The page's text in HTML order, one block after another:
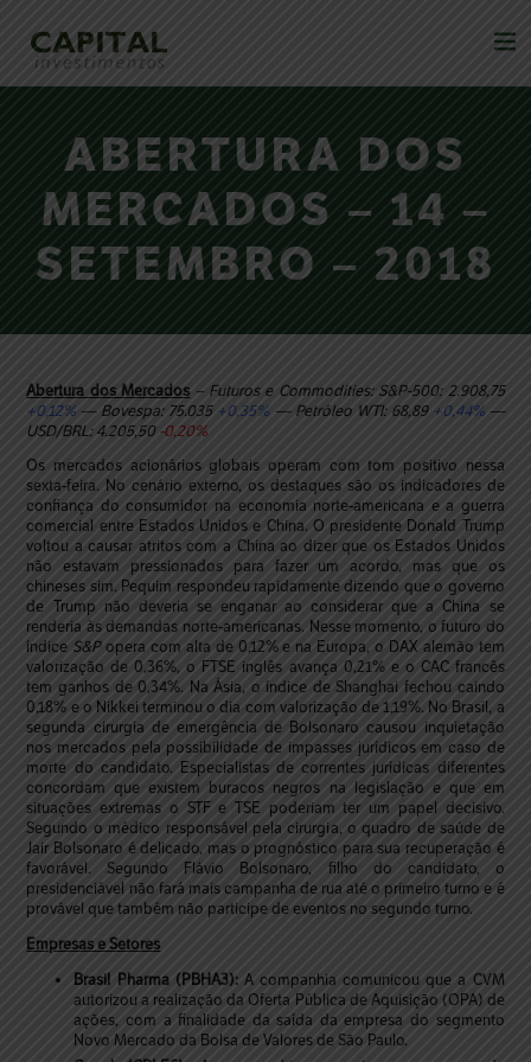
ABERTURA DOS
MERCADOS – 14 –
SETEMBRO – 2018
Abertura dos Mercados – Futuros e Commodities: S&P-500: 2.908,75
+0,12% — Bovespa: 75.035 +0,35% — Petróleo WTI: 68,89 +0,44%—
USD/BRL: 4.205,50 -0,20%
Os mercados acionários globais operam com tom positivo nessa
sexta-feira. No cenário externo, os destaques são os indicadores de
confiança do consumidor na economia norte-americana e a guerra
comercial entre Estados Unidos e China. O presidente Donald Trump
voltou a causar atritos com a China ao dizer que os Estados Unidos
não estavam pressionados para fazer um acordo, mas que os
chineses sim. Pequim respondeu rapidamente dizendo que o governo
de Trump não deveria se enganar ao considerar que a China se
renderia às demandas norte-americanas. Nesse momento, o futuro do
índice S&Popera com alta de 0,12% e na Europa, o DAX alemão tem
valorização de 0,36%, o FTSE inglês avança 0,21% e o CAC francês
tem ganhos de 0,34%. Na Ásia, o índice de Shanghai fechou caindo
0,18% e o Nikkei terminou o dia com valorização de 1,19%. No Brasil, a
segunda cirurgia de emergência de Bolsonaro causou inquietação
nos mercados pela possibilidade de impasses jurídicos em caso de
morte do candidato. Especialistas de correntes jurídicas diferentes
concordam que existem buracos negros na legislação e que em
situações extremas o STF e TSE poderiam ter um papel decisivo.
Segundo o médico responsável pela cirurgia, o quadro de saúde de
Jair Bolsonaro é delicado, mas o prognóstico para sua recuperação é
favorável. Segundo Flávio Bolsonaro, filho do candidato, o
presidenciável não fará mais campanha de rua até o primeiro turno e é
provável que também não participe de eventos no segundo turno.
Empresas e Setores
Brasil Pharma (PBHA3):A companhia comunicou que a CVM
autorizou a realização da Oferta Pública de Aquisição (OPA) de
ações, com a finalidade da saída da empresa do segmento
Novo Mercado da Bolsa de Valores de São Paulo.